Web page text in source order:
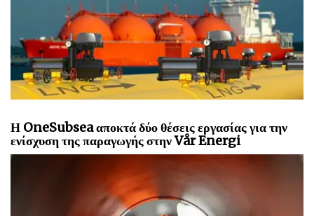
Η OneSubsea αποκτά δύο θέσεις εργασίας για την
ενίσχυση της παραγωγής στην Vår Energi